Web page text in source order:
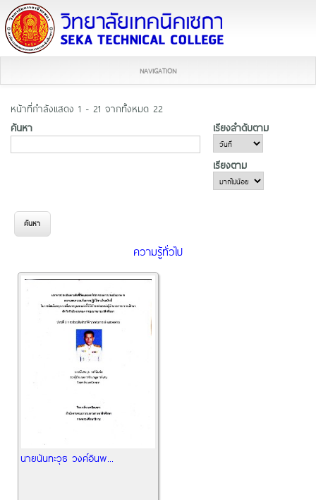
NAVIGATION
หน้าที่กำลังแสดง 1 - 21 จากทั้งหมด 22
ค้นหา
เรียงลำดับตาม
เรียงตาม
ความรู้ทั่วไป
นายนันทะวุธ วงค์อินพ...